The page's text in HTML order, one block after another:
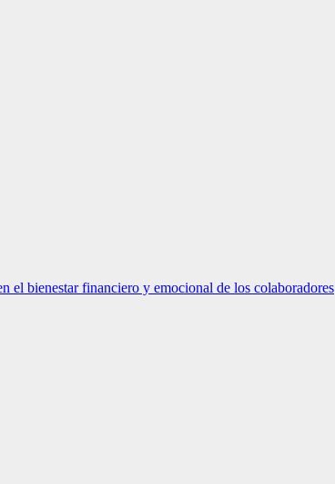
el bienestar financiero y emocional de los colaboradores